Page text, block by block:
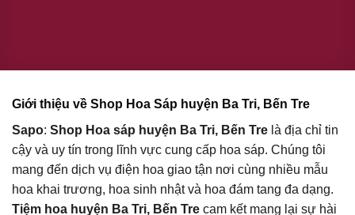
Giới thiệu về Shop Hoa Sáp huyện Ba Tri, Bến Tre
Sapo: Shop Hoa sáp huyện Ba Tri, Bến Tre là địa chỉ tin
cậy và uy tín trong lĩnh vực cung cấp hoa sáp. Chúng tôi
mang đến dịch vụ điện hoa giao tận nơi cùng nhiều mẫu
hoa khai trương, hoa sinh nhật và hoa đám tang đa dạng.
Tiệm hoa huyện Ba Tri, Bến Tre cam kết mang lại sự hài